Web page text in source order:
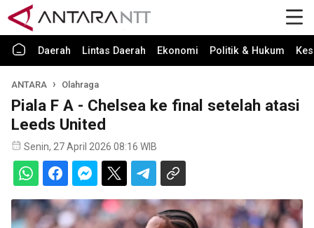
Daerah Lintas Daerah Ekonomi Politik & Hukum
ANTARA Olahraga
Piala F A - Chelsea ke final setelah atasi
Leeds United
Senin, 27 April 2026 08:16 WIB